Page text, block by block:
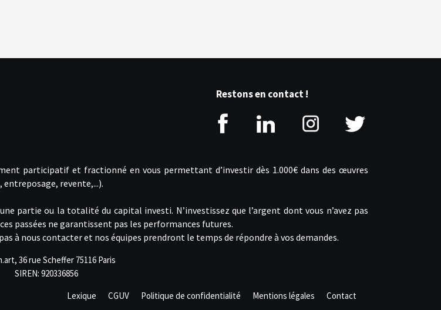
Restons en contact !
participatif et fractionné en vous permettant d’investir dès 1.000€ dans des œuvres
revente,...).
partie ou la totalité du capital investi. N’investissez que l’argent dont vous n’avez pas
passées ne garantissent pas les performances futures.
à nous contacter et nos équipes prendront le temps de répondre à vos demandes.
36 rue Scheffer 75116 Paris
SIREN: 920336856
Contact
Mentions légales
Politique de confidentialité
CGUV
Lexique